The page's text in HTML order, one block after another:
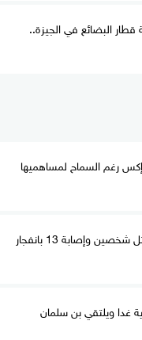
البضائع في الجيزة..
رغم السماح لمساهميها
الصحة السورية: مقتل شخصين وإصابة 13 بانفجار
غدا ويلتقي بن سلمان